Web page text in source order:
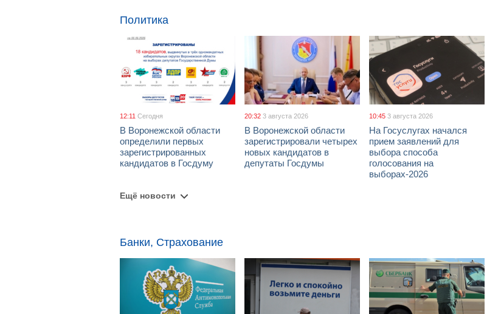
Политика
12:11 Сегодня
В Воронежской области
определили первых
зарегистрированных
кандидатов в Госдуму
20:32 3 августа 2026
В Воронежской области
зарегистрировали четырех
новых кандидатов в
депутаты Госдумы
10:45 3 августа 2026
На Госуслугах начался
прием заявлений для
выбора способа
голосования на
выборах-2026
Ещё новости
Банки, Страхование